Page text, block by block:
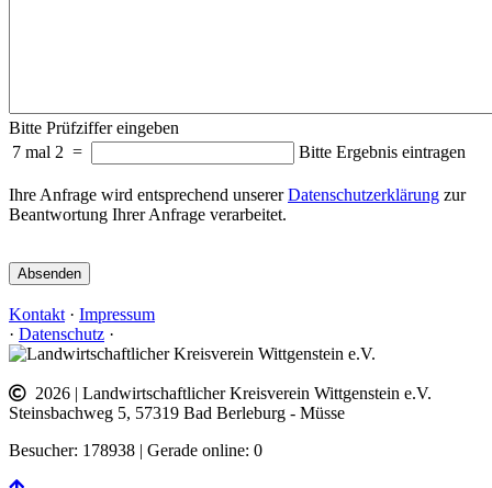
Bitte Prüfziffer eingeben
7 mal 2 = Bitte Ergebnis eintragen
Ihre Anfrage wird entsprechend unsererDatenschutzerklärung zur
Beantwortung Ihrer Anfrage verarbeitet.
Absenden
Kontakt· Impressum
· Datenschutz ·
2026 | Landwirtschaftlicher Kreisverein Wittgenstein e.V.
Steinsbachweg 5, 57319 Bad Berleburg - Müsse
Besucher: 178938 | Gerade online: 0